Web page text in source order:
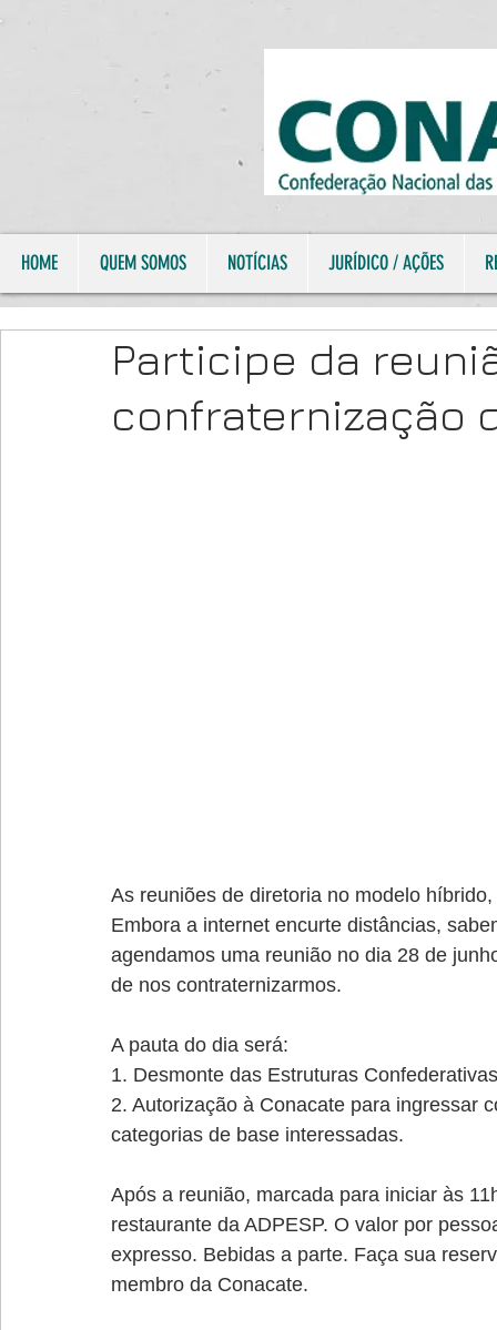
HOME QUEM SOMOS NOTÍCIAS JURÍDICO / AÇÕES
Participe da
confraternização
As reuniões de diretoria no modelo
Embora a internet encurte distâncias,
agendamos uma reunião no dia 28 de
de nos contraternizarmos.
A pauta do dia será:
1. Desmonte das Estruturas
2. Autorização à Conacate para ingressar
categorias de base interessadas.
Após a reunião, marcada para iniciar às
restaurante da ADPESP. O valor por
expresso. Bebidas a parte. Faça sua
membro da Conacate.